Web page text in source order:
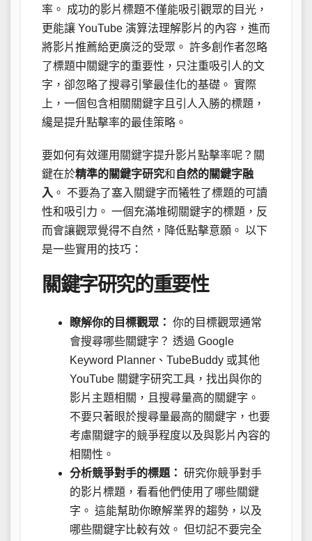
率。 成功的影片標題不僅能吸引觀眾的目光，
更能讓 YouTube 演算法理解影片的內容，進而
將影片推薦給更廣泛的受眾。 許多創作者忽略
了標題中關鍵字的重要性，只注重吸引人的文
字，卻忽略了搜尋引擎最佳化的基礎。 實際
上，一個包含相關關鍵字且引人入勝的標題，
纔是提升點擊率的最佳策略。
要如何有效運用關鍵字提升影片點擊率呢？關
鍵在於精準的關鍵字研究和 自然的關鍵字融
入 。 不要為了塞入關鍵字而犧牲了標題的可讀
性和吸引力。 一個充滿堆砌關鍵字的標題，反
而會讓觀眾覺得不自然，降低點擊意願。 以下
是一些實用的技巧：
關鍵字研究的重要性
瞭解你的目標觀眾： 你的目標觀眾通常
會搜尋哪些關鍵字？ 透過 Google
Keyword Planner、TubeBuddy 或其他
YouTube 關鍵字研究工具，找出與你的
影片主題相關，且搜尋量高的關鍵字。
不要只著眼於搜尋量最高的關鍵字，也要
考慮關鍵字的競爭程度以及與影片內容的
相關性。
分析競爭對手的標題： 研究你競爭對手
的影片標題，看看他們使用了哪些關鍵
字。 這能幫助你瞭解業界的趨勢，以及
哪些關鍵字比較有效。 但切記不要完全